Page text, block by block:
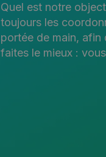
Quel est notre
toujours les
portée de main, afin
faites le mieux :